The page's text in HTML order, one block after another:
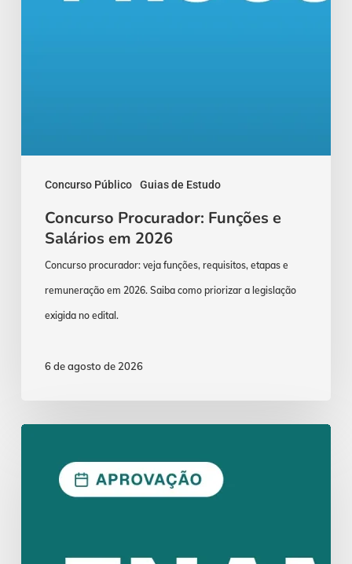
Concurso Público Guias de Estudo
Concurso Procurador: Funções e
Salários em 2026
Concurso procurador: veja funções, requisitos, etapas e
remuneração em 2026. Saiba como priorizar a legislação
exigida no edital.
6 de agosto de 2026
2026.1:
Aprovação